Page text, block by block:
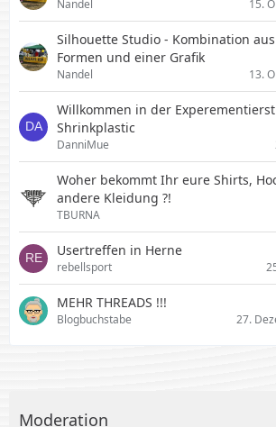
Nandel
15.
Silhouette Studio - Kombination
Formen und einer Grafik
Nandel 13.
Willkommen in der
Shrinkplastic
DanniMue
Woher bekommt Ihr eure Shirts,
andere Kleidung ?!
TBURNA
Usertreffen in Herne
rebellsport
MEHR THREADS !!!
Blogbuchstabe
27.
Moderation